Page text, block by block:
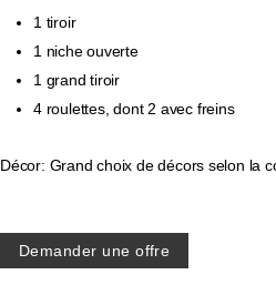
1 tiroir
1 niche ouverte
1 grand tiroir
4 roulettes, dont 2 avec freins
Décor: Grand choix de décors selon la
Demander une offre